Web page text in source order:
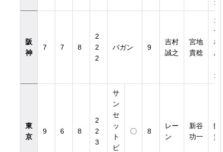
阪
神
7 7 8
2
2
2
バガン 9
吉村
誠之
宮地
貴稔
カ
ヤ
ホ
ル
グ
東
京
9 6 8
2
2
3
サ
ン
セ
ッ
ト
ビ
〇 8
レー
ン
新谷
功一
飯
貴